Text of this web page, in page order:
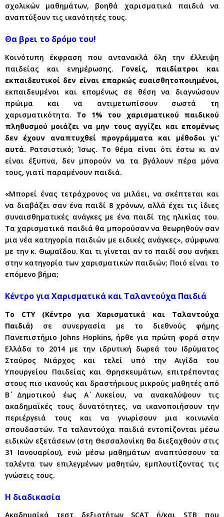
σχολικών μαθημάτων, βοηθά χαρισματικά παιδιά να
αναπτύξουν τις ικανότητές τους.
Θα βρει το δρόμο του!
Κοινότυπη έκφραση που αντανακλά όλη την έλλειψη
παιδείας και ενημέρωσης. Γονείς, παιδίατροι και
εκπαιδευτικοί δεν είναι επαρκώς ευαισθητοποιημένοι,
εκπαιδευμένοι και επομένως σε θέση να διαγνώσουν
πρώιμα και να αντιμετωπίσουν σωστά τη
χαρισματικότητα. Το 1% του χαρισματικού παιδικού
πληθυσμού μοιάζει να μην τους αγγίζει και επομένως
δεν έχουν αναπτυχθεί προγράμματα και μέθοδοι γι’
αυτά. Ρατσιστικό; Ίσως. Το θέμα είναι ότι έστω κι αν
είναι έξυπνα, δεν μπορούν να τα βγάλουν πέρα μόνα
τους, γιατί παραμένουν παιδιά.
«Μπορεί ένας τετράχρονος να μιλάει, να σκέπτεται και
να διαβάζει σαν ένα παιδί 8 χρόνων, αλλά έχει τις ίδιες
συναισθηματικές ανάγκες με ένα παιδί της ηλικίας του.
Τα χαρισματικά παιδιά θα μπορούσαν να θεωρηθούν σαν
μια νέα κατηγορία παιδιών με ειδικές ανάγκες», σύμφωνα
με την κ. Θωμαΐδου. Και τι γίνεται αν το παιδί σου ανήκει
στην κατηγορία των χαρισματικών παιδιών; Ποιό είναι το
επόμενο βήμα;
Κέντρο για Χαρισματικά και Ταλαντούχα Παιδιά
Το CTY (Κέντρο για Χαρισματικά και Ταλαντούχα
Παιδιά) σε συνεργασία με το διεθνούς φήμης
Πανεπιστήμιο Johns Hopkins, ήρθε για πρώτη φορά στην
Ελλάδα το 2014 με την ιδρυτική δωρεά του Ιδρύματος
Σταύρος Νιάρχος και τελεί υπό την Αιγίδα του
Υπουργείου Παιδείας και Θρησκευμάτων, επιτρέποντας
στους πιο ικανούς και δραστήριους μικρούς μαθητές από
Β΄ Δημοτικού έως Α΄ Λυκείου, να ανακαλύψουν τις
ακαδημαϊκές τους δυνατότητες, να ικανοποιήσουν την
περιέργειά τους και να γνωρίσουν μια κοινωνία
σπουδαστών. Τα ταλαντούχα παιδιά εντοπίζονται μέσω
ειδικών εξετάσεων (στη Θεσσαλονίκη θα διεξαχθούν στις
31 Ιανουαρίου), ενώ μέσω μαθημάτων αναπτύσσουν τα
ταλέντα των επιλεγμένων μαθητών, εμπλουτίζοντας τις
γνώσεις τους.
Η διαδικασία
Ακαδημαϊκά τεστ δεξιοτήτων SCAT ή/και STB που